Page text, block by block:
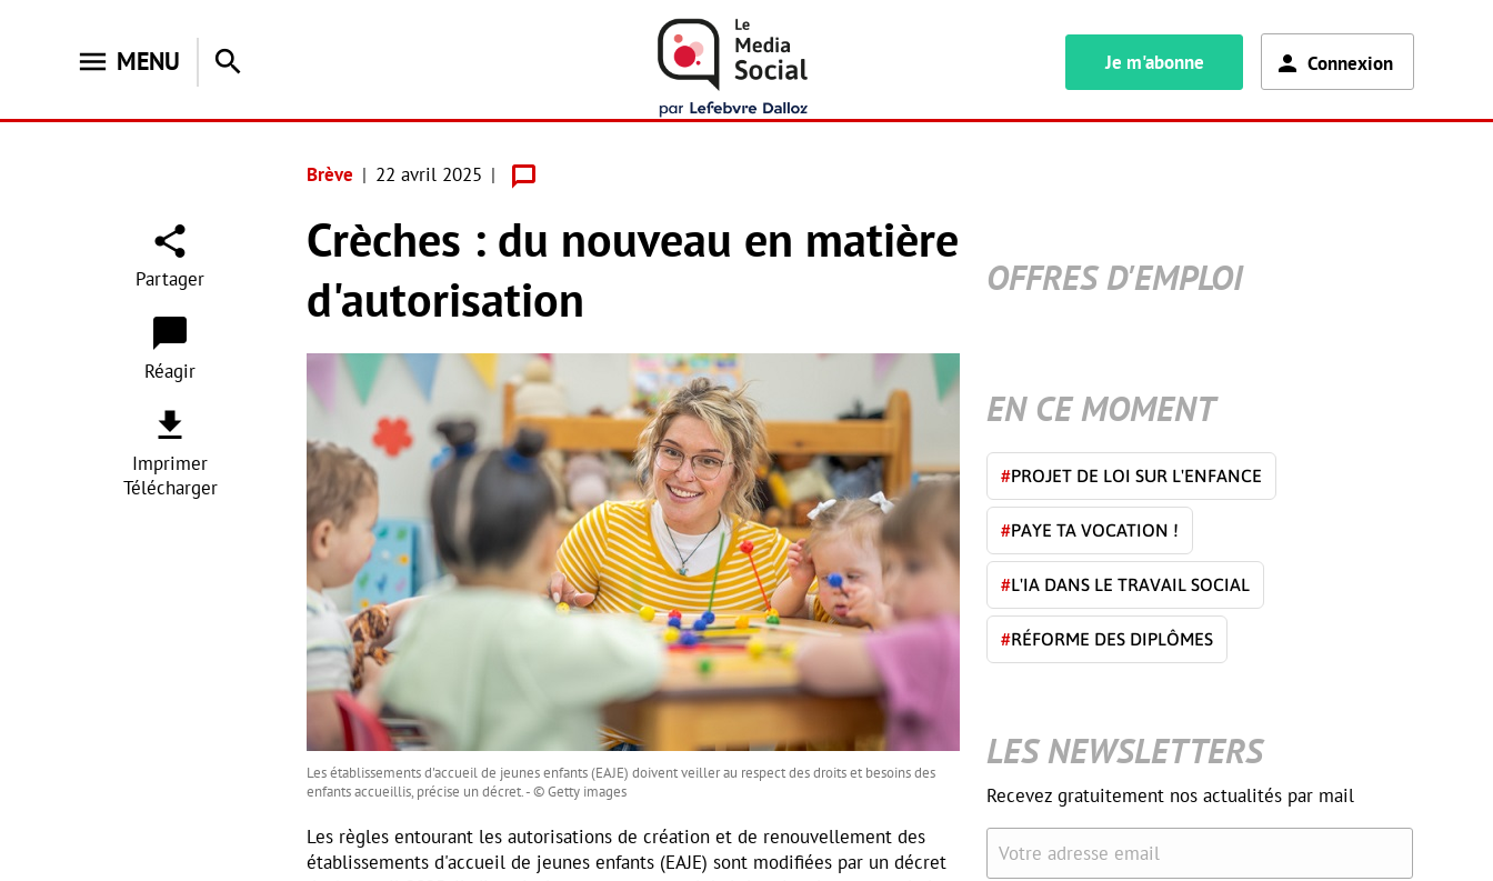
menu MENU search Je m'abonne Connexion
Brève 22 avril 2025
Partager
Réagir
Imprimer
Télécharger
Crèches : du nouveau en matière
d'autorisation
Les établissements d'accueil de jeunes enfants (EAJE) doivent veiller au respect des droits et besoins des
enfants accueillis, précise un décret. - © Getty images
Les règles entourant les autorisations de création et de renouvellement des
établissements d'accueil de jeunes enfants (EAJE) sont modifiées par un décret
OFFRES D'EMPLOI
EN CE MOMENT
#PROJET DE LOI SUR L'ENFANCE
#PAYE TA VOCATION !
#L'IA DANS LE TRAVAIL SOCIAL
#RÉFORME DES DIPLÔMES
LES NEWSLETTERS
Recevez gratuitement nos actualités par mail
Votre adresse email